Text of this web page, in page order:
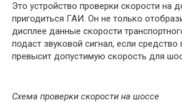
Это устройство проверки скорости на
пригодиться ГАИ. Он не только
дисплее данные скорости
подаст звуковой сигнал, если
превысит допустимую скорость для
Схема проверки скорости на шоссе